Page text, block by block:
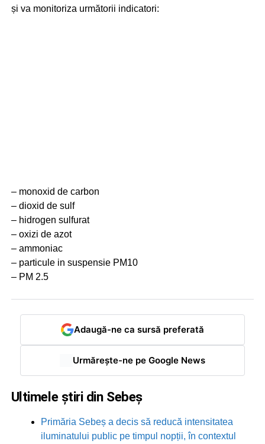
și va monitoriza următorii indicatori:
– monoxid de carbon
– dioxid de sulf
– hidrogen sulfurat
– oxizi de azot
– ammoniac
– particule in suspensie PM10
– PM 2.5
Adaugă-ne ca sursă preferată
Urmărește-ne pe Google News
Ultimele știri din Sebeș
Primăria Sebeș a decis să reducă intensitatea
iluminatului public pe timpul nopții, în contextul